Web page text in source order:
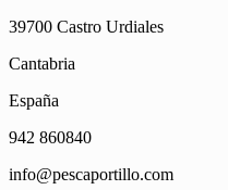
39700 Castro Urdiales
Cantabria
España
942 860840
info@pescaportillo.com